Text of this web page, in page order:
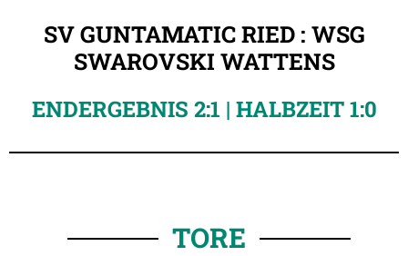
SV GUNTAMATIC RIED : WSG
SWAROVSKI WATTENS
ENDERGEBNIS 2:1 | HALBZEIT 1:0
TORE